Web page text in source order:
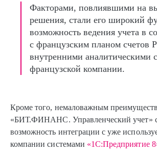
Факторами, повлиявшими на
решения, стали его широкий
возможность ведения учета в
с французским планом счетов
внутренними аналитическими
французской компании.
Кроме того, немаловажным
«БИТ.ФИНАНС. Управленческий учет»
возможность интеграции с уже
компании системами «1С:Предприятие